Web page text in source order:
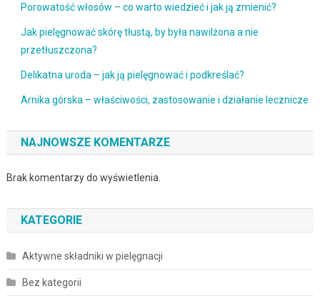
Porowatość włosów – co warto wiedzieć i jak ją zmienić?
Jak pielęgnować skórę tłustą, by była nawilżona a nie
przetłuszczona?
Delikatna uroda – jak ją pielęgnować i podkreślać?
Arnika górska – właściwości, zastosowanie i działanie lecznicze
NAJNOWSZE KOMENTARZE
Brak komentarzy do wyświetlenia.
KATEGORIE
Aktywne składniki w pielęgnacji
Bez kategorii